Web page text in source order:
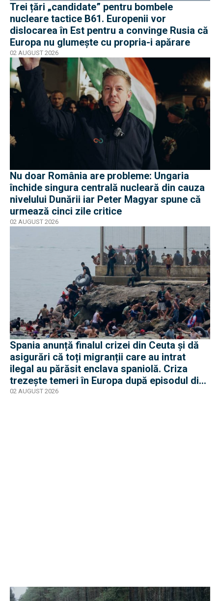
Trei țări „candidate” pentru bombele
nucleare tactice B61. Europenii vor
dislocarea în Est pentru a convinge Rusia că
Europa nu glumește cu propria-i apărare
02 AUGUST 2026
Nu doar România are probleme: Ungaria
închide singura centrală nucleară din cauza
nivelului Dunării iar Peter Magyar spune că
urmează cinci zile critice
02 AUGUST 2026
Spania anunță finalul crizei din Ceuta și dă
asigurări că toți migranții care au intrat
ilegal au părăsit enclava spaniolă. Criza
trezește temeri în Europa după episodul din
2015
02 AUGUST 2026